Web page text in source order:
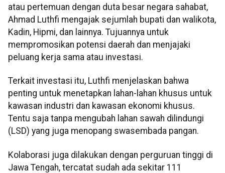
atau pertemuan dengan duta besar negara sahabat,
Ahmad Luthfi mengajak sejumlah bupati dan walikota,
Kadin, Hipmi, dan lainnya. Tujuannya untuk
mempromosikan potensi daerah dan menjajaki
peluang kerja sama atau investasi.
Terkait investasi itu, Luthfi menjelaskan bahwa
penting untuk menetapkan lahan-lahan khusus untuk
kawasan industri dan kawasan ekonomi khusus.
Tentu saja tanpa mengubah lahan sawah dilindungi
(LSD) yang juga menopang swasembada pangan.
Kolaborasi juga dilakukan dengan perguruan tinggi di
Jawa Tengah, tercatat sudah ada sekitar 111